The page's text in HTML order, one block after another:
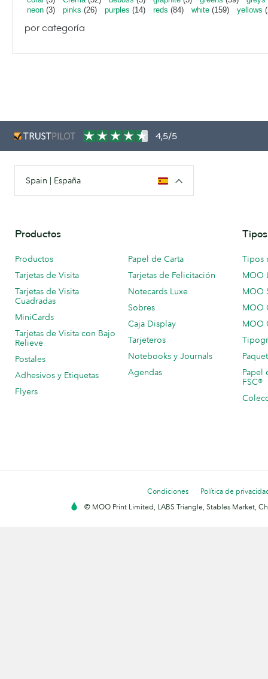
neon (3) pinks (26) purples (14) reds (84) white (159) yellows
por categoría
4,5/5
Spain | España
Productos
Productos
Tarjetas de Visita
Tarjetas de Visita
Cuadradas
MiniCards
Tarjetas de Visita con Bajo
Relieve
Postales
Adhesivos y Etiquetas
Flyers
Papel de Carta
Tarjetas de Felicitación
Notecards Luxe
Sobres
Caja Display
Tarjeteros
Notebooks y Journals
Agendas
Tipos
MOO
MOO
MOO
MOO
Papel
FSC®
Condiciones
Política de
© MOO Print Limited, LABS Triangle, Stables Market,